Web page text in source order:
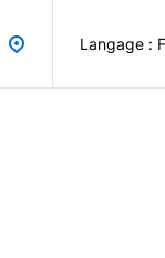
Langage :